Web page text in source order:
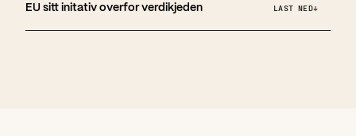
EU sitt initativ overfor verdikjeden LAST NED↓